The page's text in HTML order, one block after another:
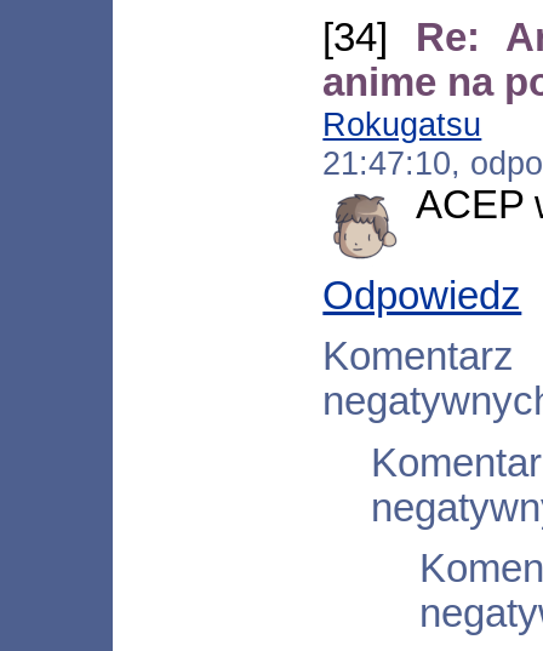
[34] Re:
anime na
Rokugatsu
21:47:10,
ACEP
Odpowiedz